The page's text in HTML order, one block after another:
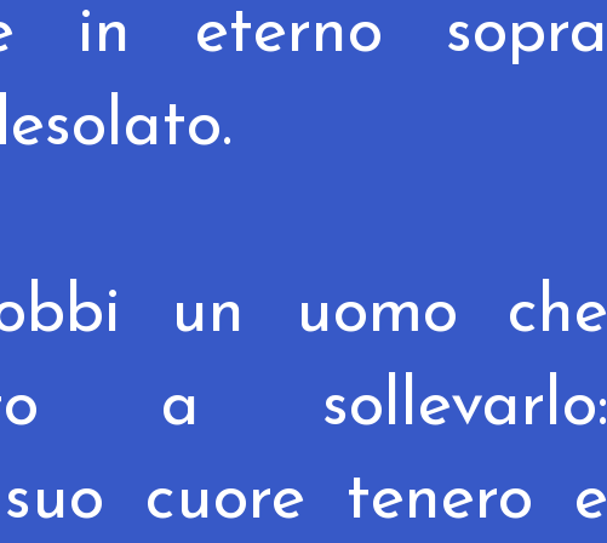
in eterno sopra
un uomo che
a sollevarlo:
cuore tenero e